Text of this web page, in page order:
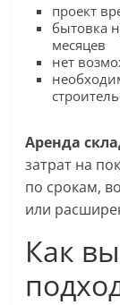
проект
бытовка
месяцев
нет
Аренда
затрат на
по срокам,
или
Как